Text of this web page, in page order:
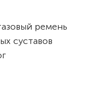
ремень
суставов